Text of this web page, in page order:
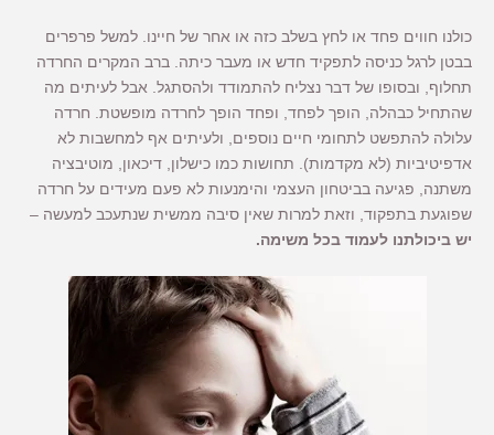
כולנו חווים פחד או לחץ בשלב כזה או אחר של חיינו. למשל פרפרים
בבטן לרגל כניסה לתפקיד חדש או מעבר כיתה. ברב המקרים החרדה
תחלוף, ובסופו של דבר נצליח להתמודד ולהסתגל. אבל לעיתים מה
שהתחיל כבהלה, הופך לפחד, ופחד הופך לחרדה מופשטת. חרדה
עלולה להתפשט לתחומי חיים נוספים, ולעיתים אף למחשבות לא
אדפיטיביות (לא מקדמות). תחושות כמו כישלון, דיכאון, מוטיבציה
משתנה, פגיעה בביטחון העצמי והימנעות לא פעם מעידים על חרדה
שפוגעת בתפקוד, וזאת למרות שאין סיבה ממשית שנתעכב למעשה –
יש ביכולתנו לעמוד בכל משימה.